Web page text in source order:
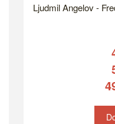
Ljudmil Angelov -